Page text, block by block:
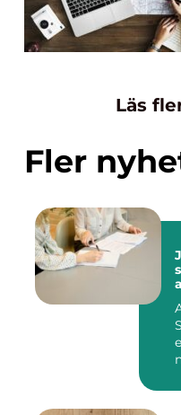
Läs
Fler